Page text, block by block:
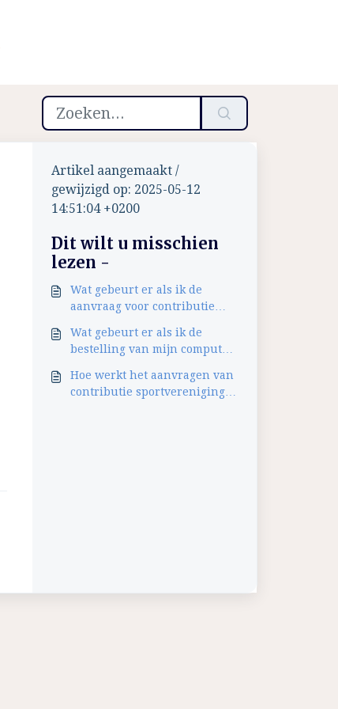
Artikel aangemaakt /
gewijzigd op: 2025-05-12
14:51:04 +0200
Dit wilt u misschien
lezen -
Wat gebeurt er als ik de
aanvraag voor contributie
afgerond?
Wat gebeurt er als ik de
bestelling van mijn computer
Hoe werkt het aanvragen van
contributie sportvereniging